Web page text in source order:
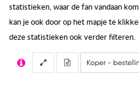
statistieken, waar de fan vandaan
kan je ook door op het mapje te
deze statistieken ook verder filteren.